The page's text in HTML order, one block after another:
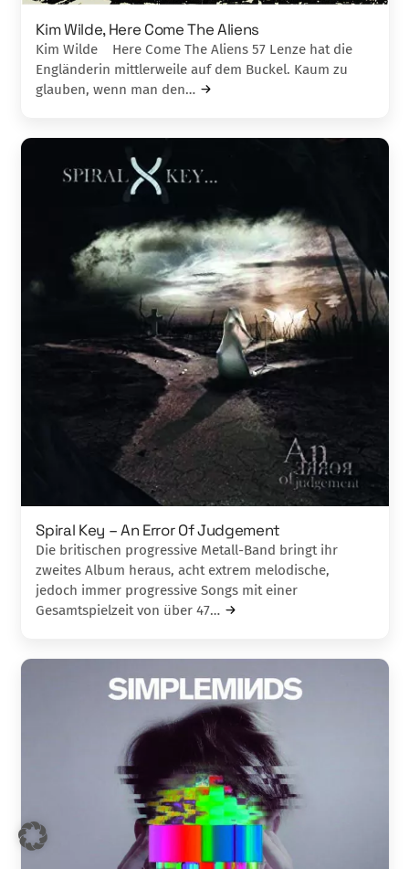
Kim Wilde, Here Come The Aliens
Kim Wilde Here Come The Aliens 57 Lenze hat die
Engländerin mittlerweile auf dem Buckel. Kaum zu
glauben, wenn man den…
Spiral Key – An Error Of Judgement
Die britischen progressive Metall-Band bringt ihr
zweites Album heraus, acht extrem melodische,
jedoch immer progressive Songs mit einer
Gesamtspielzeit von über 47…